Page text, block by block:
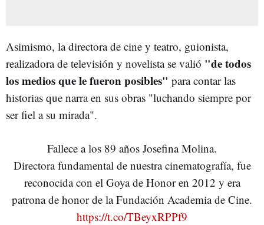
Asimismo, la directora de cine y teatro, guionista,
realizadora de televisión y novelista se valió "de todos
los medios que le fueron posibles" para contar las
historias que narra en sus obras "luchando siempre por
ser fiel a su mirada".
Fallece a los 89 años Josefina Molina.
Directora fundamental de nuestra cinematografía, fue
reconocida con el Goya de Honor en 2012 y era
patrona de honor de la Fundación Academia de Cine.
https://t.co/TBeyxRPPf9